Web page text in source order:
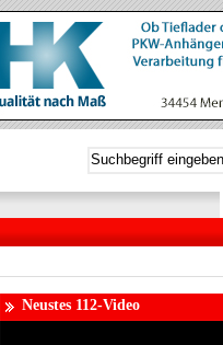
Neustes 112-Video